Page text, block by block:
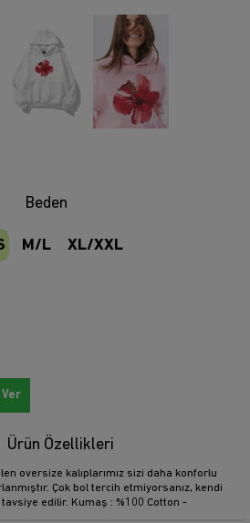
Beden
M/L XL/XXL
Ürün Özellikleri
oversize kalıplarımız sizi daha konforlu
Çok bol tercih etmiyorsanız, kendi
edilir. Kumaş : %100 Cotton -